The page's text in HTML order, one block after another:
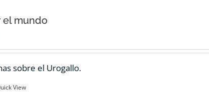
el mundo
sobre el Urogallo.
View